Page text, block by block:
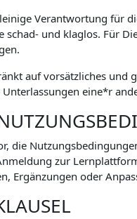
Verantwortung für
schad- und klaglos. Für
auf vorsätzliches
eine*r
die
zur
Ergänzungen oder